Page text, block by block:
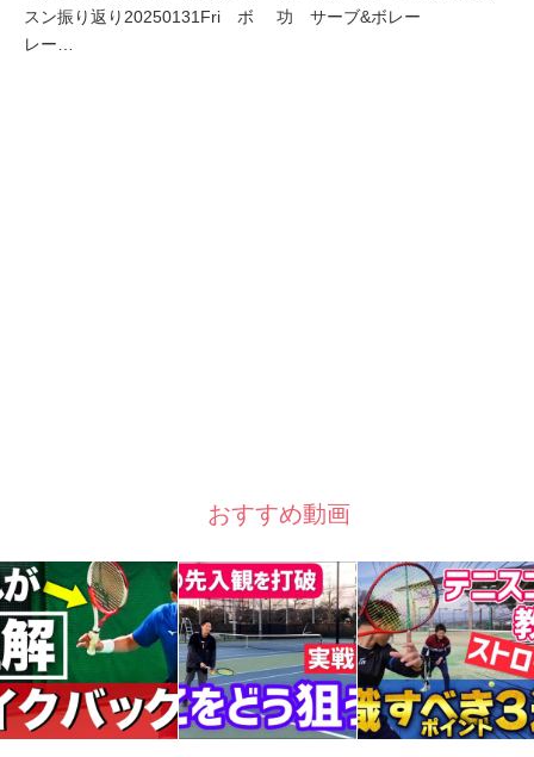
スン振り返り20250131Fri ボ
レー…
功 サーブ&ボレー
おすすめ動画